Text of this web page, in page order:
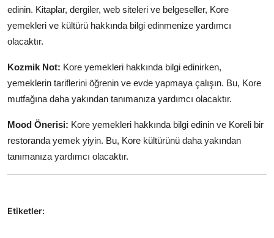
edinin. Kitaplar, dergiler, web siteleri ve belgeseller, Kore
yemekleri ve kültürü hakkında bilgi edinmenize yardımcı
olacaktır.
Kozmik Not: Kore yemekleri hakkında bilgi edinirken,
yemeklerin tariflerini öğrenin ve evde yapmaya çalışın. Bu, Kore
mutfağına daha yakından tanımanıza yardımcı olacaktır.
Mood Önerisi: Kore yemekleri hakkında bilgi edinin ve Koreli bir
restoranda yemek yiyin. Bu, Kore kültürünü daha yakından
tanımanıza yardımcı olacaktır.
Etiketler: